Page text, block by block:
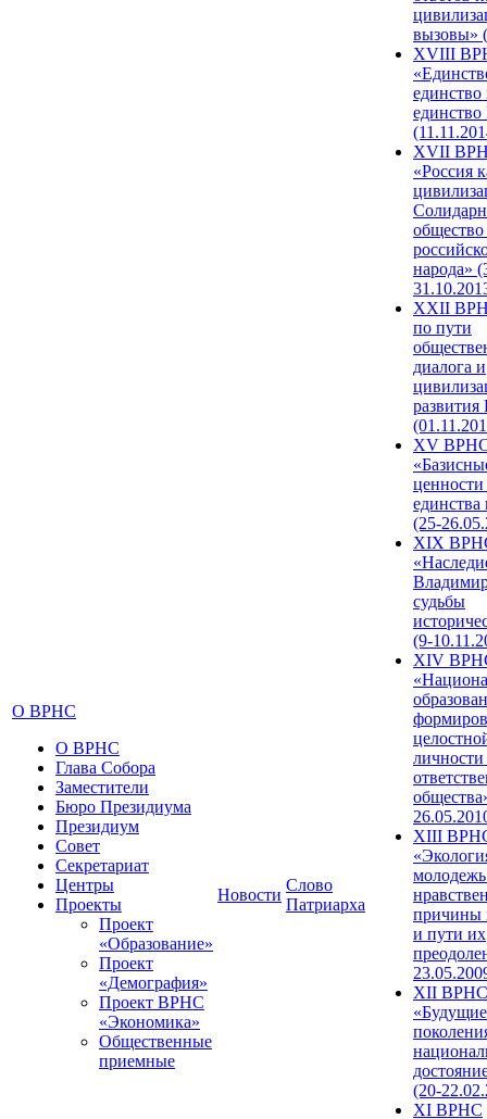
О ВРНС
О ВРНС
Глава Собора
Заместители
Бюро Президиума
Президиум
Совет
Секретариат
Центры
Проекты
Проект
«Образование»
Проект
«Демография»
Проект ВРНС
«Экономика»
Общественные
приемные
Новости
Слово
Патриарха
вызовы»
XVIII
единство
единство
XVII
«Россия
народа»
XXII
по пути
диалога и
развития
XV
единства
(25-
XIX
судьбы
(9-
XIV
XIII
причины
и пути их
XII ВРНС
«Будущие
(20-
XI ВРНС